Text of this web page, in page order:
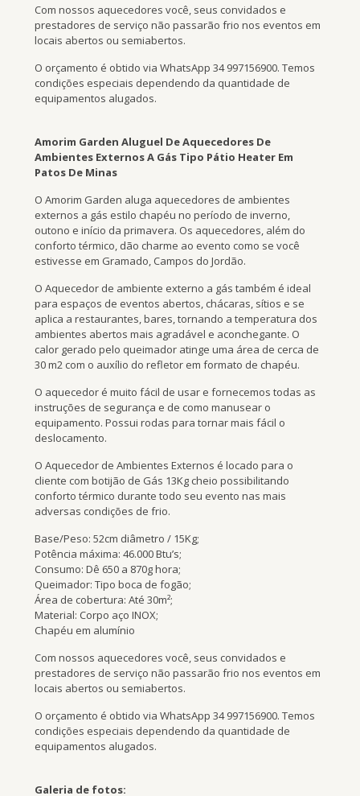
Com nossos aquecedores você, seus convidados e
prestadores de serviço não passarão frio nos eventos em
locais abertos ou semiabertos.
O orçamento é obtido via WhatsApp 34 997156900. Temos
condições especiais dependendo da quantidade de
equipamentos alugados.
Amorim Garden Aluguel De Aquecedores De
Ambientes Externos A Gás Tipo Pátio Heater Em
Patos De Minas
O Amorim Garden aluga aquecedores de ambientes
externos a gás estilo chapéu no período de inverno,
outono e início da primavera. Os aquecedores, além do
conforto térmico, dão charme ao evento como se você
estivesse em Gramado, Campos do Jordão.
O Aquecedor de ambiente externo a gás também é ideal
para espaços de eventos abertos, chácaras, sítios e se
aplica a restaurantes, bares, tornando a temperatura dos
ambientes abertos mais agradável e aconchegante. O
calor gerado pelo queimador atinge uma área de cerca de
30 m2 com o auxílio do refletor em formato de chapéu.
O aquecedor é muito fácil de usar e fornecemos todas as
instruções de segurança e de como manusear o
equipamento. Possui rodas para tornar mais fácil o
deslocamento.
O Aquecedor de Ambientes Externos é locado para o
cliente com botijão de Gás 13Kg cheio possibilitando
conforto térmico durante todo seu evento nas mais
adversas condições de frio.
Base/Peso: 52cm diâmetro / 15Kg;
Potência máxima: 46.000 Btu’s;
Consumo: Dê 650 a 870g hora;
Queimador: Tipo boca de fogão;
Área de cobertura: Até 30m²;
Material: Corpo aço INOX;
Chapéu em alumínio
Com nossos aquecedores você, seus convidados e
prestadores de serviço não passarão frio nos eventos em
locais abertos ou semiabertos.
O orçamento é obtido via WhatsApp 34 997156900. Temos
condições especiais dependendo da quantidade de
equipamentos alugados.
Galeria de fotos: